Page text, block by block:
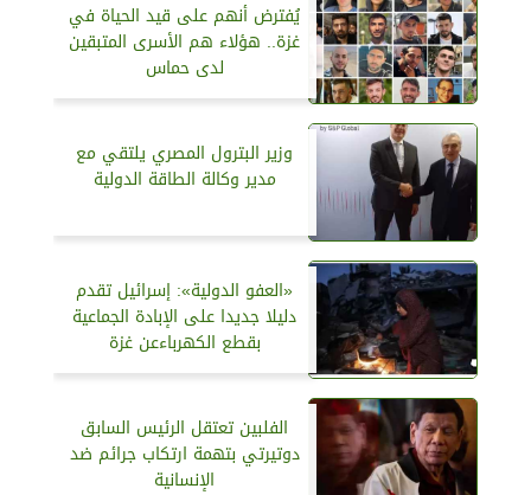
يُفترض أنهم على قيد الحياة في
غزة.. هؤلاء هم الأسرى المتبقين
لدى حماس
وزير البترول المصري يلتقي مع
مدير وكالة الطاقة الدولية
«العفو الدولية»: إسرائيل تقدم
دليلا جديدا على الإبادة الجماعية
بقطع الكهرباءعن غزة
الفلبين تعتقل الرئيس السابق
دوتيرتي بتهمة ارتكاب جرائم ضد
الإنسانية